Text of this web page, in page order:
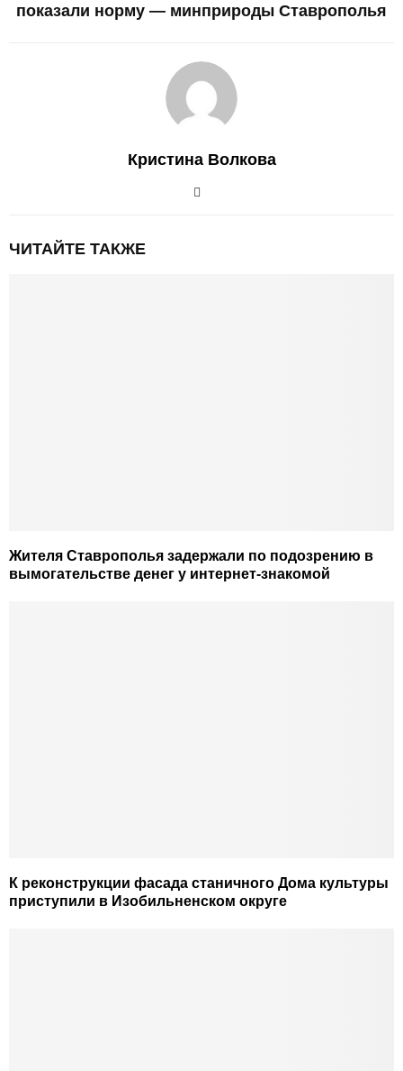
показали норму — минприроды Ставрополья
Кристина Волкова
ЧИТАЙТЕ ТАКЖЕ
Жителя Ставрополья задержали по подозрению в
вымогательстве денег у интернет-знакомой
К реконструкции фасада станичного Дома культуры
приступили в Изобильненском округе